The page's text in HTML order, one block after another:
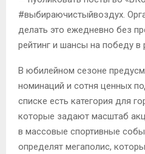
#выбираючистыйвоздух.
делать это ежедневно без
рейтинг и шансы на победу в
В юбилейном сезоне
номинаций и сотня ценных
списке есть категория для
которые задают масштаб
в массовые спортивные
определят мегаполис,